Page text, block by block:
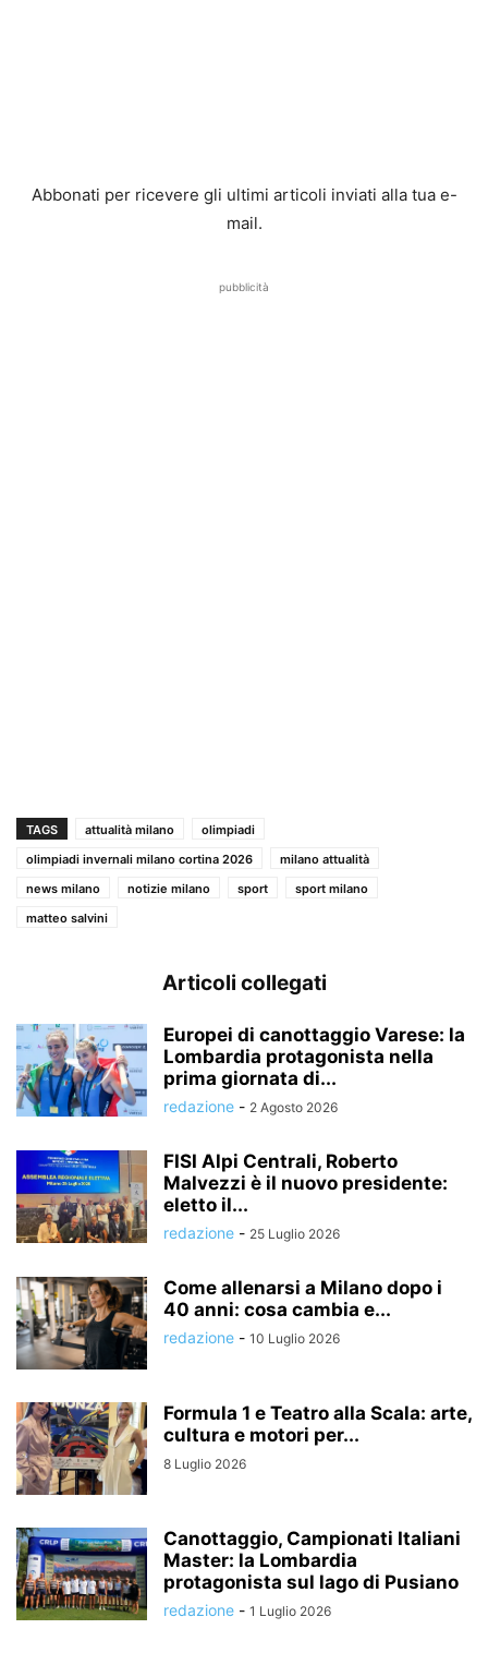
Abbonati per ricevere gli ultimi articoli inviati alla tua e-
mail.
pubblicità
TAGS attualità milano
olimpiadi
olimpiadi invernali milano cortina 2026
milano attualità
news milano
notizie milano sport
sport milano
matteo salvini
Articoli collegati
Europei di canottaggio Varese: la
Lombardia protagonista nella
prima giornata di...
redazione - 2 Agosto 2026
FISI Alpi Centrali, Roberto
Malvezzi è il nuovo presidente:
eletto il...
redazione - 25 Luglio 2026
Come allenarsi a Milano dopo i
40 anni: cosa cambia e...
redazione - 10 Luglio 2026
Formula 1 e Teatro alla Scala: arte,
cultura e motori per...
8 Luglio 2026
Canottaggio, Campionati Italiani
Master: la Lombardia
protagonista sul lago di Pusiano
redazione - 1 Luglio 2026